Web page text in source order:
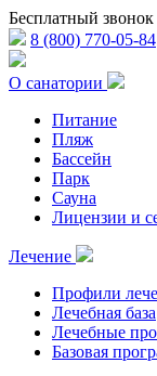
Бесплатный
8 (800) 770-05-84
О санатории
Питание
Пляж
Бассейн
Парк
Сауна
Лицензии и
Лечение
Профили
Лечебная база
Лечебные
Базовая